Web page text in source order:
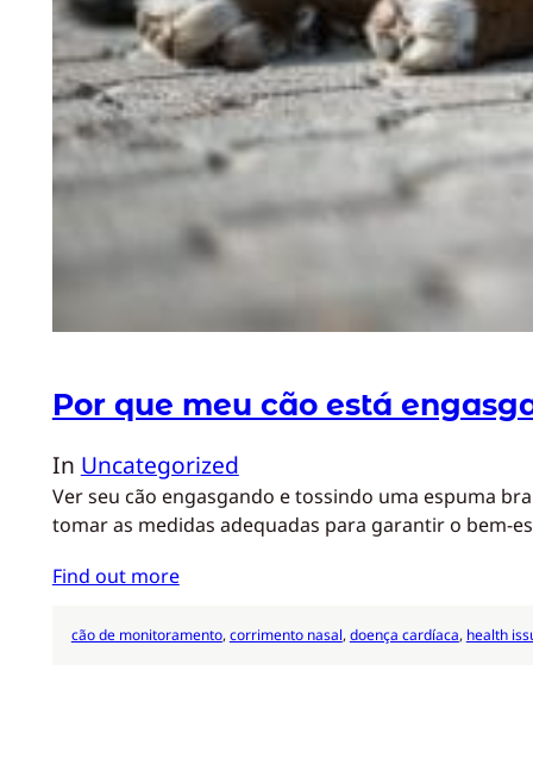
Por que meu cão está
In Uncategorized
Ver seu cão engasgando e tossindo uma espuma
tomar as medidas adequadas para garantir o bem-
Find out more
cão de monitoramento, corrimento nasal, doença cardíaca, health